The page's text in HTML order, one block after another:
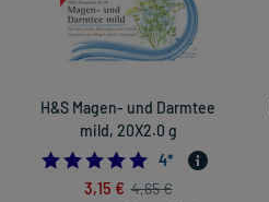
H&S Magen- und Darmtee
mild, 20X2.0 g
5.0
4*
3,15 € 4,65 €